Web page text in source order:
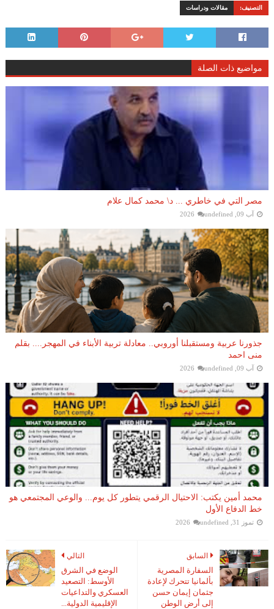
التصنيف: مقالات ودراسات
مواضيع ذات الصلة
مصر التي في خاطري ... د\ محمد كمال علام
آب 09, 2026 undefined
جذورنا عربية ومستقبلنا أوروبي.. معادلة تربية الأبناء في المهجر.... بقلم
منى احمد
آب 09, 2026 undefined
محمد أمين يكتب: الاحتيال الرقمي يتطور كل يوم... والوعي المجتمعي هو
خط الدفاع الأول
تموز 31, 2026 undefined
التالي
الوضع في الشرق
الأوسط: التصعيد
العسكري والتداعيات
الإقليمية الدولية...
السابق
السفارة المصرية
بألمانيا تتحرك لإعادة
جثمان إيمان حسن
إلى أرض الوطن